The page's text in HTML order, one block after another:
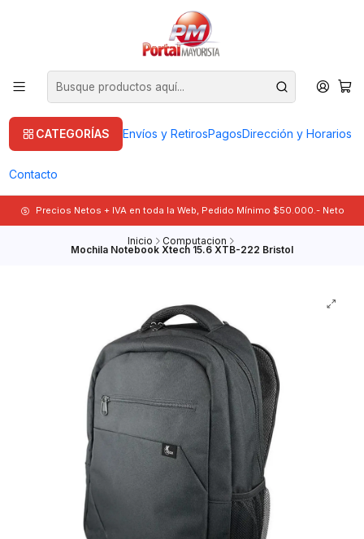
CATEGORÍAS Envíos y RetirosPagosDirección y Horarios
Contacto
Precios Netos + IVA en toda la Web, Pedido Mínimo $50.000.- Neto
Inicio Computacion
Mochila Notebook Xtech 15.6 XTB-222 Bristol